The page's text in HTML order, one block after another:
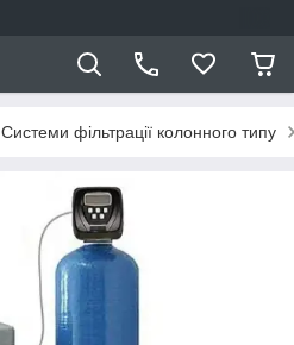
Системи фільтрації колонного типу